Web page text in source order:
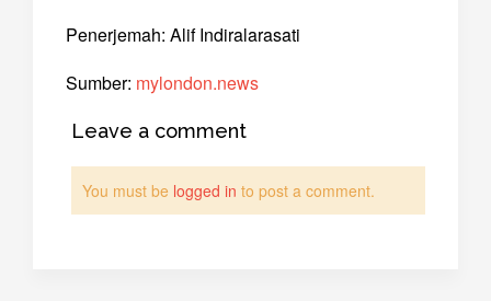
Penerjemah: Alif Indiralarasati
Sumber: mylondon.news
Leave a comment
You must be logged in to post a comment.